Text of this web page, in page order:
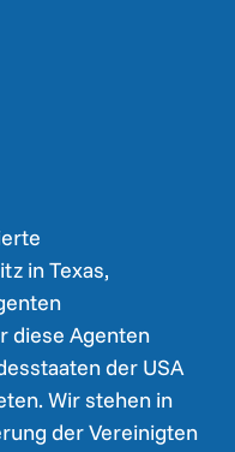
in Texas,
diese Agenten
der USA
Wir stehen in
der Vereinigten